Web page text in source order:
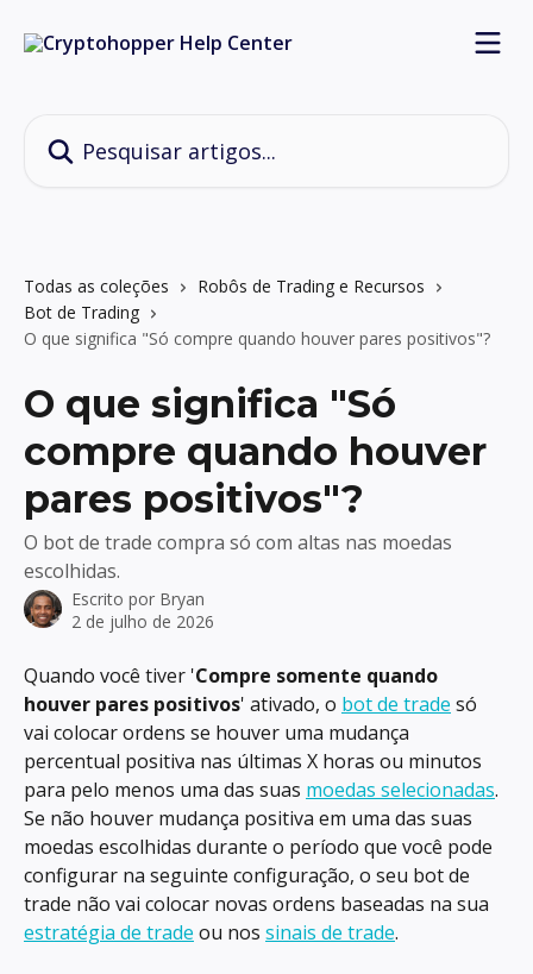
Todas as coleções
Robôs de Trading e Recursos
Bot de Trading
O que significa "Só compre quando houver pares positivos"?
O que significa "Só
compre quando houver
pares positivos"?
O bot de trade compra só com altas nas moedas
escolhidas.
Escrito por Bryan
2 de julho de 2026
Quando você tiver 'Compre somente quando
houver pares positivos' ativado, o bot de trade só
vai colocar ordens se houver uma mudança
percentual positiva nas últimas X horas ou minutos
para pelo menos uma das suas moedas selecionadas.
Se não houver mudança positiva em uma das suas
moedas escolhidas durante o período que você pode
configurar na seguinte configuração, o seu bot de
trade não vai colocar novas ordens baseadas na sua
estratégia de trade ou nos sinais de trade.